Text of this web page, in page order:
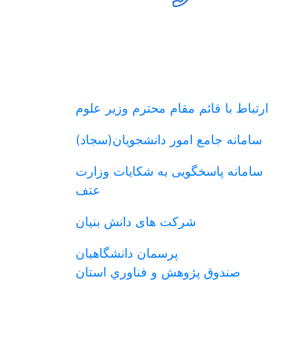
ارتباط با قائم مقام محترم وزیر علوم
سامانه جامع امور دانشجویان(سجاد)
سامانه پاسخگویی به شکایات وزارت
عتف
شرکت های دانش بنیان
پرسمان دانشگاهیان
صندوق پژوهش و فناوري استان